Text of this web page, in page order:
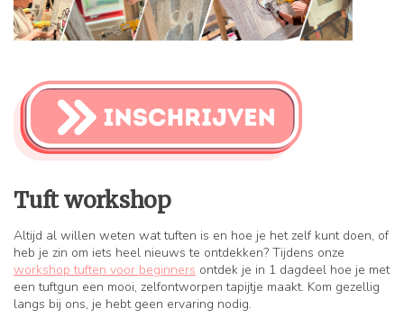
Tuft workshop
Altijd al willen weten wat tuften is en hoe je het zelf kunt doen, of
heb je zin om iets heel nieuws te ontdekken? Tijdens onze
workshop tuften voor beginners ontdek je in 1 dagdeel hoe je met
een tuftgun een mooi, zelfontworpen tapijtje maakt. Kom gezellig
langs bij ons, je hebt geen ervaring nodig.